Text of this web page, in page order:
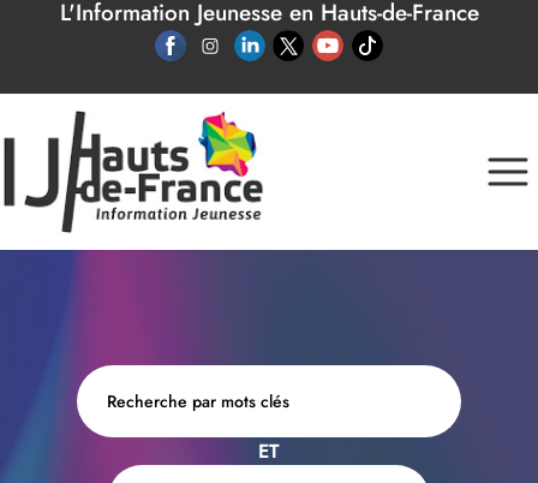
Panneau de gestion des cookies
L'Information Jeunesse en Hauts-de-France
ET